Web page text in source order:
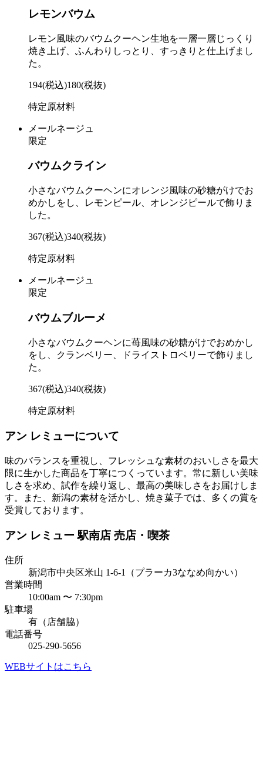
レモンバウム
レモン風味のバウムクーヘン生地を一層一層じっくり
焼き上げ、ふんわりしっとり、すっきりと仕上げまし
た。
194(税込)180(税抜)
特定原材料
メールネージュ
限定
バウムクライン
小さなバウムクーヘンにオレンジ風味の砂糖がけでお
めかしをし、レモンピール、オレンジピールで飾りま
した。
367(税込)340(税抜)
特定原材料
メールネージュ
限定
バウムブルーメ
小さなバウムクーヘンに苺風味の砂糖がけでおめかし
をし、クランベリー、ドライストロベリーで飾りまし
た。
367(税込)340(税抜)
特定原材料
アン レミューについて
味のバランスを重視し、フレッシュな素材のおいしさを最大
限に生かした商品を丁寧につくっています。常に新しい美味
しさを求め、試作を繰り返し、最高の美味しさをお届けしま
す。また、新潟の素材を活かし、焼き菓子では、多くの賞を
受賞しております。
アン レミュー 駅南店 売店・喫茶
住所
新潟市中央区米山 1-6-1（プラーカ3ななめ向かい）
営業時間
10:00am 〜 7:30pm
駐車場
有（店舗脇）
電話番号
025-290-5656
WEBサイトはこちら